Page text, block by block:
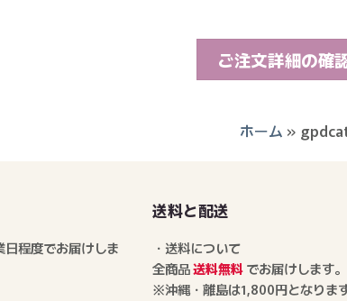
ご注文詳細の確
ホーム »
程度でお届けしま
送料と配送
・送料について
全商品送料無料でお届けします。
※沖縄・離島は1,800円となります